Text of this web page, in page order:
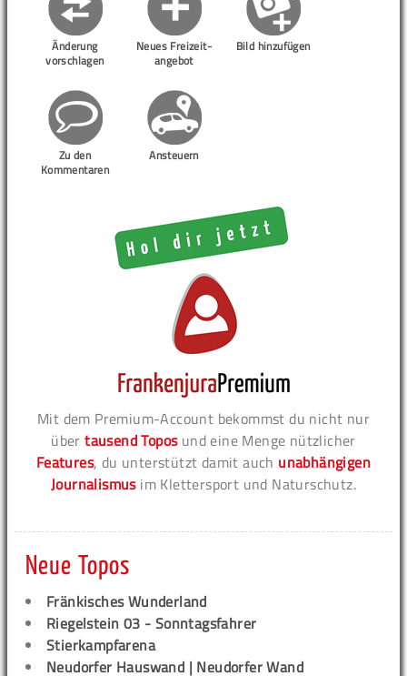
Änderung
vorschlagen
Neues Freizeit-
angebot
Bild hinzufügen
Zu den
Kommentaren
Ansteuern
Mit dem Premium-Account bekommst du nicht nur
übertausend Toposund eine Menge nützlicher
Features, du unterstützt damit auch unabhängigen
Journalismusim Klettersport und Naturschutz.
Neue Topos
Fränkisches Wunderland
Riegelstein 03 - Sonntagsfahrer
Stierkampfarena
Neudorfer Hauswand | Neudorfer Wand